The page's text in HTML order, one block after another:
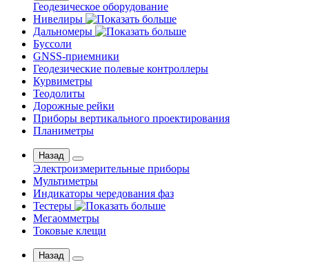
Геодезическое оборудование
Нивелиры
Дальномеры
Буссоли
GNSS-приемники
Геодезические полевые контроллеры
Курвиметры
Теодолиты
Дорожные рейки
Приборы вертикального проектирования
Планиметры
Назад
Электроизмерительные приборы
Мультиметры
Индикаторы чередования фаз
Тестеры
Мегаомметры
Токовые клещи
Назад